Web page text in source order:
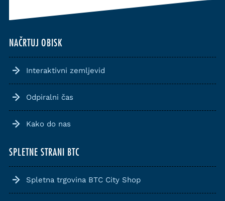
NAČRTUJ OBISK
Interaktivni zemljevid
Odpiralni čas
Kako do nas
SPLETNE STRANI BTC
Spletna trgovina BTC City Shop